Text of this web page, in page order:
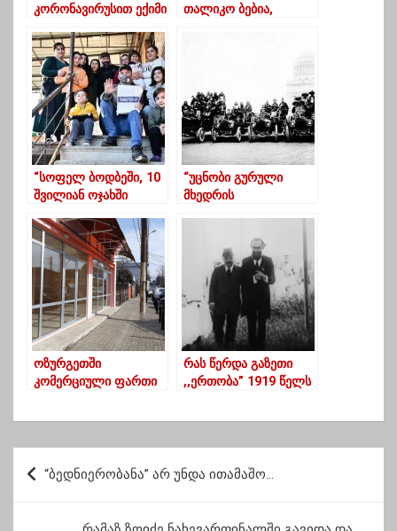
კორონავირუსით ექიმი
თალიკო ბებია,
“სოფელ ბოდბეში, 10
შვილიან ოჯახში
კომპიუტერული
ტექნიკა საჩუქრად
გადავეცით”-კეკელიძე
“უცნობი გურული
მხედრის
გვქონდა,ფარაც
ვიშონეთ გაჭირვების
გულიზა თვარა ამ
სიშორეზე გადახვეწა
ადვილი ხომ არაა”-
ირაკლი მახარაძე
ოზურგეთში
კომერციული ფართი
რას წერდა გაზეთი
,,ერთობა” 1919 წელს
“ბედნიერობანა” არ უნდა ითამაშო…